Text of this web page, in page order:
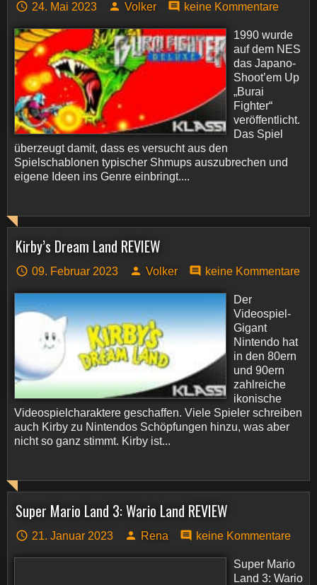
24. Mai 2023 Volker keine Kommentare
1990 wurde
auf dem NES
das Japano-
Shoot’em Up
„Burai
Fighter“
veröffentlicht.
Das Spiel
überzeugt damit, dass es versucht aus den
Spielschablonen typischer Shmups auszubrechen und
eigene Ideen ins Genre einbringt....
Kirby’s Dream Land REVIEW
09. Februar 2023 Volker keine Kommentare
Der
Videospiel-
Gigant
Nintendo hat
in den 80ern
und 90ern
zahlreiche
ikonische
Videospielcharaktere geschaffen. Viele Spieler schreiben
auch Kirby zu Nintendos Schöpfungen hinzu, was aber
nicht so ganz stimmt. Kirby ist...
Super Mario Land 3: Wario Land REVIEW
21. Januar 2023 Rena keine Kommentare
Super Mario
Land 3: Wario